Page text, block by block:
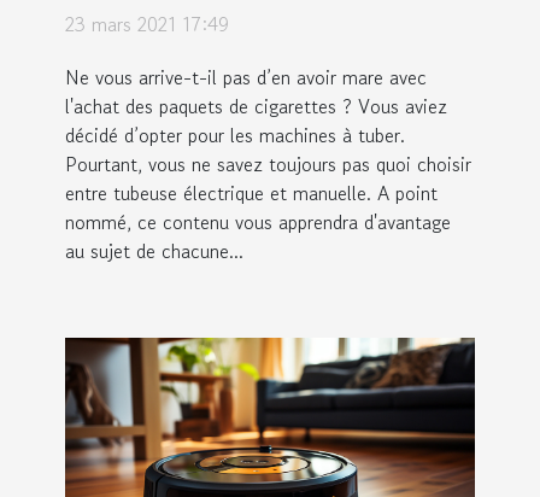
23 mars 2021 17:49
Ne vous arrive-t-il pas d’en avoir mare avec
l'achat des paquets de cigarettes ? Vous aviez
décidé d’opter pour les machines à tuber.
Pourtant, vous ne savez toujours pas quoi choisir
entre tubeuse électrique et manuelle. A point
nommé, ce contenu vous apprendra d'avantage
au sujet de chacune...